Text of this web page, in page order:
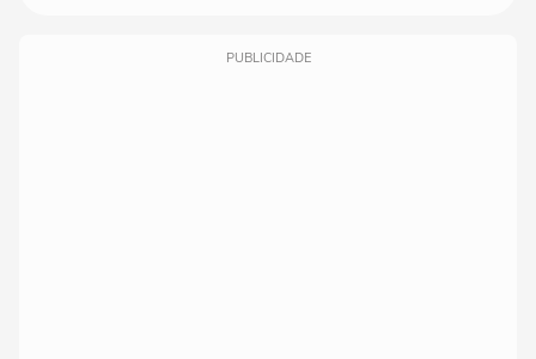
PUBLICIDADE